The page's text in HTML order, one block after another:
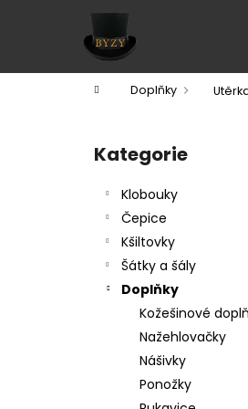
Domů
Doplňky
Přeskočit
kategorie
Kategorie
Klobouky
Čepice
Kšiltovky
Šátky a šály
Doplňky
Kožešinové
Nažehlovačky
Nášivky
Ponožky
í
Zpět
do
Zpět
do